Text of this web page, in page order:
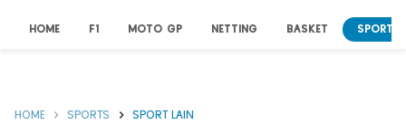
HOME F1 MOTO GP NETTING BASKET SPORT
HOME SPORTS SPORT LAIN